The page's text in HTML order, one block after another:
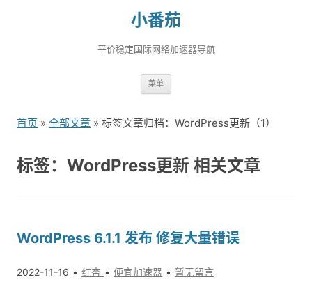
小番茄
平价稳定国际网络加速器导航
菜单
到
首页 » 全部文章 » 标签文章归档：WordPress更新（1）
标签：WordPress更新 相关文章
WordPress 6.1.1 发布 修复大量错误
2022-11-16 红杏 便宜加速器 暂无留言